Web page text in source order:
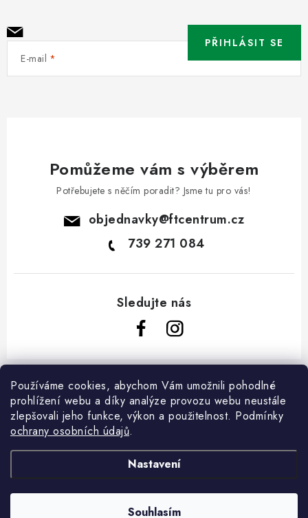
Používáme cookies, abychom Vám umožnili pohodlné
prohlížení webu a díky analýze provozu webu neustále
zlepšovali jeho funkce, výkon a použitelnost. Podmínky
ochrany osobních údajů.
Nastavení
Souhlasím
E-mail
PŘIHLÁSIT SE
Pomůžeme vám s výběrem
Potřebujete s něčím poradit? Jsme tu pro vás!
objednavky@ftcentrum.cz
739 271 084
Z
Informace pro vás
Obchodní podmínky
Doprava a platba
Kontakt